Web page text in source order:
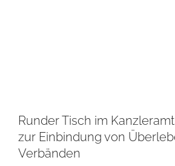
Runder Tisch im
zur Einbindung von
Verbänden